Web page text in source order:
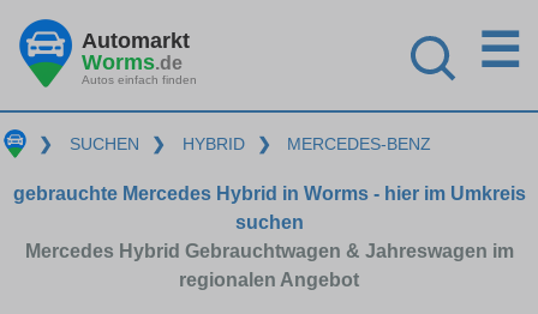
Automarkt
Worms.de
Autos einfach finden
☰
❯ SUCHEN ❯ HYBRID ❯ MERCEDES-BENZ
gebrauchte Mercedes Hybrid in Worms - hier im Umkreis
suchen
Mercedes Hybrid Gebrauchtwagen & Jahreswagen im
regionalen Angebot